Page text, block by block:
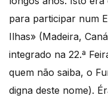
para participar num
Ilhas» (Madeira,
integrado na 22.ª
quem não saiba, o
digna deste nome).